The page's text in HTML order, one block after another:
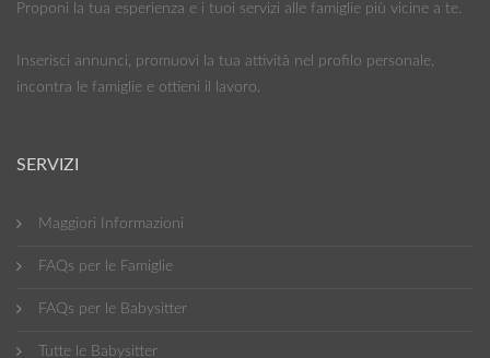
Proponi la tua esperienza e i tuoi servizi alle famiglie più vicine a te.
Inserisci annunci, promuovi la tua attività nel profilo personale,
incontra le famiglie e ottieni il lavoro.
SERVIZI
Maggiori Informazioni
FAQs per le Famiglie
FAQs per le Babysitter
Tutte le Babysitter